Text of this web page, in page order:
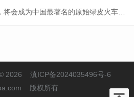
将会成为中国最著名的原始绿皮火车旅
2026
滇ICP备2024035496号-6
版权所有